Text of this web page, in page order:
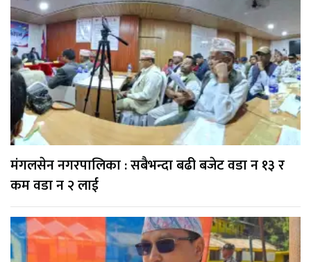
मंगलसेन नगरपालिका : सबैभन्दा बढी बजेट वडा न १३ र
कम वडा न २ लाई